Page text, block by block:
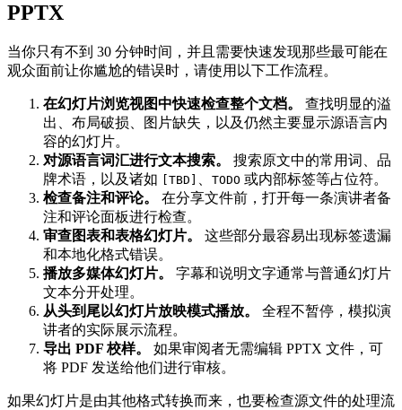
PPTX
当你只有不到 30 分钟时间，并且需要快速发现那些最可能在
观众面前让你尴尬的错误时，请使用以下工作流程。
在幻灯片浏览视图中快速检查整个文档。
查找明显的溢
出、布局破损、图片缺失，以及仍然主要显示源语言内
容的幻灯片。
对源语言词汇进行文本搜索。
搜索原文中的常用词、品
牌术语，以及诸如
[TBD] TODO 或内部标签等占位符。
检查备注和评论。
在分享文件前，打开每一条演讲者备
注和评论面板进行检查。
审查图表和表格幻灯片。
这些部分最容易出现标签遗漏
和本地化格式错误。
播放多媒体幻灯片。
字幕和说明文字通常与普通幻灯片
文本分开处理。
从头到尾以幻灯片放映模式播放。
全程不暂停，模拟演
讲者的实际展示流程。
导出 PDF 校样。
如果审阅者无需编辑 PPTX 文件，可
将 PDF 发送给他们进行审核。
如果幻灯片是由其他格式转换而来，也要检查源文件的处理流